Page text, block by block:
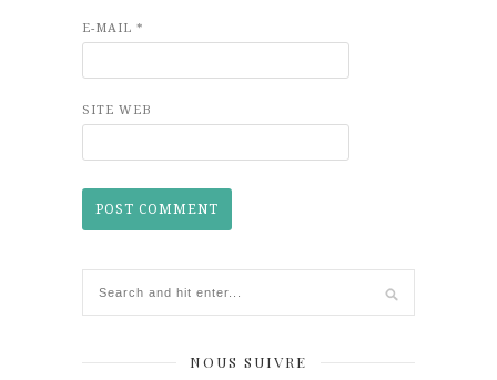
E-MAIL *
SITE WEB
NOUS SUIVRE